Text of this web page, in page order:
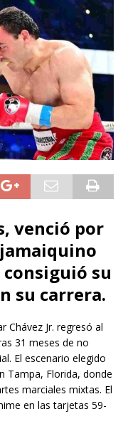
venció por
su
su carrera.
Chávez Jr. regresó al
31 meses de no
El escenario elegido
Tampa, Florida, donde
marciales mixtas. El
en las tarjetas 59-